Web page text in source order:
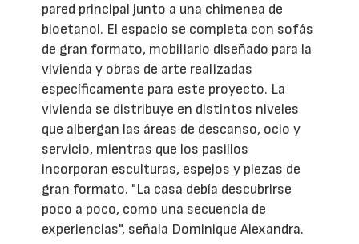
pared principal junto a una chimenea de
bioetanol. El espacio se completa con sofás
de gran formato, mobiliario diseñado para la
vivienda y obras de arte realizadas
específicamente para este proyecto. La
vivienda se distribuye en distintos niveles
que albergan las áreas de descanso, ocio y
servicio, mientras que los pasillos
incorporan esculturas, espejos y piezas de
gran formato. "La casa debía descubrirse
poco a poco, como una secuencia de
experiencias", señala Dominique Alexandra.